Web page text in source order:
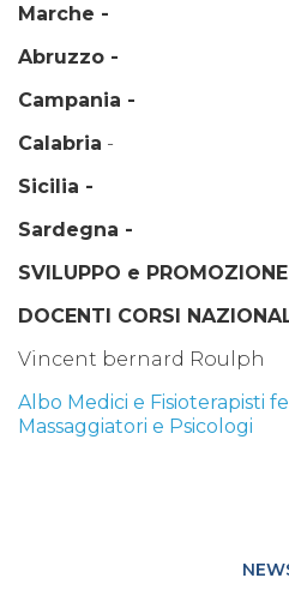
Marche -
Abruzzo -
Campania -
Calabria -
Sicilia -
Sardegna -
SVILUPPO e
DOCENTI CORSI
Vincent bernard Roulph
Albo Medici e Fisioterapisti
Massaggiatori e Psicologi